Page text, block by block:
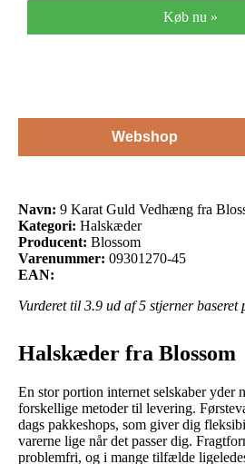
Køb nu »
Webshop
Navn: 9 Karat Guld Vedhæng fra
Kategori: Halskæder
Producent: Blossom
Varenummer: 09301270-45
EAN:
Vurderet til 3.9 ud af 5 stjerner baseret
Halskæder fra Blossom
En stor portion internet selskaber yder
forskellige metoder til levering.
dags pakkeshops, som giver dig
varerne lige når det passer dig.
problemfri, og i mange tilfælde